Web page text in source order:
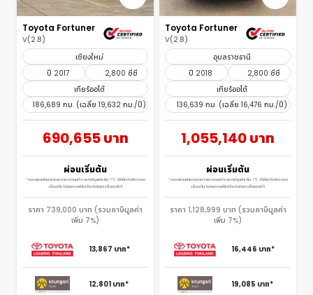
Toyota Fortuner
V(2.8)
เชียงใหม่
ปี 2017
2,800 ซีซี
เกียร์ออโต้
186,689 กม. (เฉลี่ย 19,632 กม./ปี)
690,655 บาท
ผ่อนเริ่มต้น
*ยอดผ่อนคำนวณจากราคารถยนต์รวมภาษีมูลค่าเพิ่ม 7% ใช้สำหรับพิจารณา
เบื้องต้น ไม่สามารถนำไปอ้างอิงในการซื้อขายได้
ราคา 739,000 บาท (รวมภาษีมูลค่า
เพิ่ม 7%)
13,867 บาท*
12,801 บาท*
Toyota Fortuner
V(2.8)
อุบลราชธานี
ปี 2018
2,800 ซีซี
เกียร์ออโต้
136,639 กม. (เฉลี่ย 16,476 กม./ปี)
1,055,140 บาท
ผ่อนเริ่มต้น
*ยอดผ่อนคำนวณจากราคารถยนต์รวมภาษีมูลค่าเพิ่ม 7% ใช้สำหรับพิจารณา
เบื้องต้น ไม่สามารถนำไปอ้างอิงในการซื้อขายได้
ราคา 1,128,999 บาท (รวมภาษีมูลค่า
เพิ่ม 7%)
16,446 บาท*
19,085 บาท*